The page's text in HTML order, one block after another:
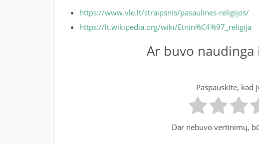
https://www.vle.lt/straipsnis/pasaulines-religijos/
https://lt.wikipedia.org/wiki/Etnin%C4%97_religija
Ar buvo naudinga
Paspauskite, kad
Dar nebuvo vertinimų,